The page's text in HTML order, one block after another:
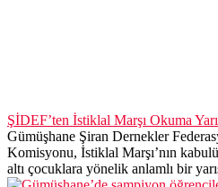
ŞİDEF’ten İstiklal Marşı Okuma
Gümüşhane Şiran Dernekler
Komisyonu, İstiklal Marşı’nın
altı çocuklara yönelik anlamlı bir